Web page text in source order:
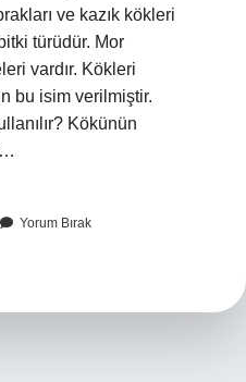
ve kazık kökleri
türüdür. Mor
vardır. Kökleri
bu isim verilmiştir.
Kökünün
Yorum Bırak